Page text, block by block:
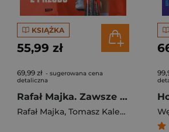
KSIĄŻKA
55,99 zł
69,99 zł - sugerowana cena
detaliczna
Rafał Majka. Zawsze z przodu. Rozmawia Tomasz Kalemba - książka z autografem
Rafał Majka, Tomasz Kalemba